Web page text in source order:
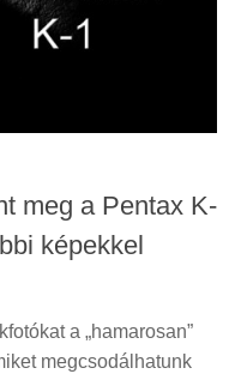
meg a Pentax K-
képekkel
a „hamarosan”
megcsodálhatunk